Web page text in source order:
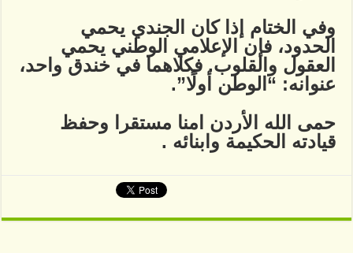
وفي الختام إذا كان الجندي يحمي
الحدود، فإن الإعلامي الوطني يحمي
العقول والقلوب. فكلاهما في خندق واحد،
عنوانه: “الوطن أولًا”.
حمى الله الأردن امنا مستقرا وحفظ
قيادته الحكيمة وابنائه .